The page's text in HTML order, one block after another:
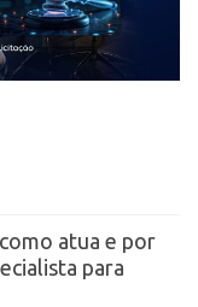
atua e por
para